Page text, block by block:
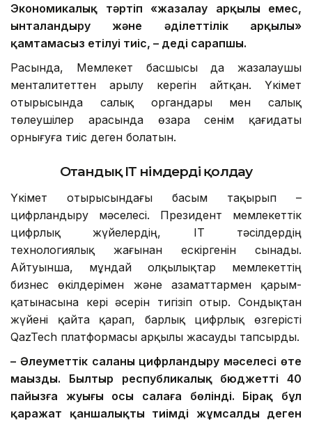
Экономикалық тәртіп «жазалау арқылы емес,
ынталандыру және әділеттілік арқылы»
қамтамасыз етілуі тиіс, – деді сарапшы.
Расында, Мемлекет басшысы да жазалаушы
менталитеттен арылу керегін айтқан. Үкімет
отырысында салық органдары мен салық
төлеушілер арасында өзара сенім қағидаты
орнығуға тиіс деген болатын.
Отандық ІТ өнімдерді қолдау
Үкімет отырысындағы басым тақырып –
цифрландыру мәселесі. Президент мемлекеттік
цифрлық жүйелердің, ІТ тәсілдердің
технологиялық жағынан ескіргенін сынады.
Айтуынша, мұндай олқылықтар мемлекеттің
бизнес өкілдерімен және азаматтармен қарым-
қатынасына кері әсерін тигізіп отыр. Сондықтан
жүйені қайта қарап, барлық цифрлық өзгерісті
QazTech платформасы арқылы жасауды тапсырды.
– Әлеуметтік саланы цифрландыру мәселесі өте
маңызды. Былтыр республикалық бюджеттің 40
пайызға жуығы осы салаға бөлінді. Бірақ бұл
қаражат қаншалықты тиімді жұмсалды деген